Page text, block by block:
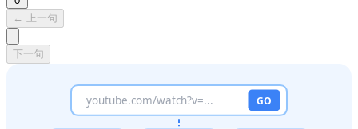
← 上一句
下一句